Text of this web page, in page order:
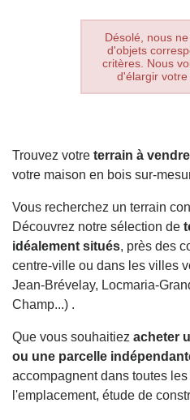
Désolé, nous
d'objets
critères. Nous
d'élargir votre
Trouvez votre terrain à
votre maison en bois sur-
Vous recherchez un terrain
Découvrez notre sélection de
idéalement situés, près des
centre-ville ou dans les villes
Jean-Brévelay, Locmaria-
Champ...) .
Que vous souhaitiez acheter
ou une parcelle
accompagnent dans toutes
l'emplacement, étude de